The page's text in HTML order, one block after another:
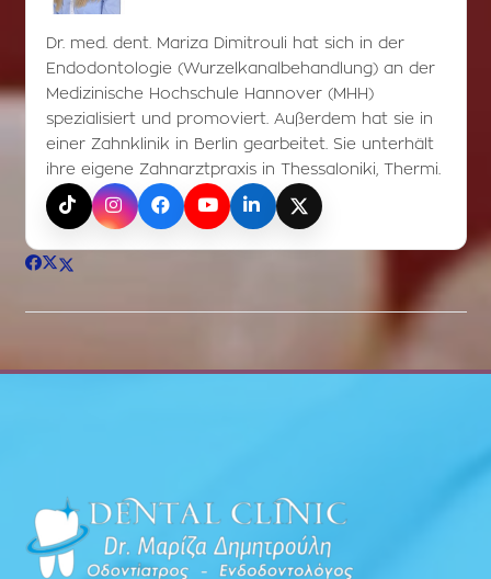
Dr. med. dent. Mariza Dimitrouli hat sich in der
Endodontologie (Wurzelkanalbehandlung) an der
Medizinische Hochschule Hannover (MHH)
spezialisiert und promoviert. Außerdem hat sie in
einer Zahnklinik in Berlin gearbeitet. Sie unterhält
ihre eigene Zahnarztpraxis in Thessaloniki, Thermi.
TikTokInstagramFacebookYouTubeLinkedInX (Twitter)